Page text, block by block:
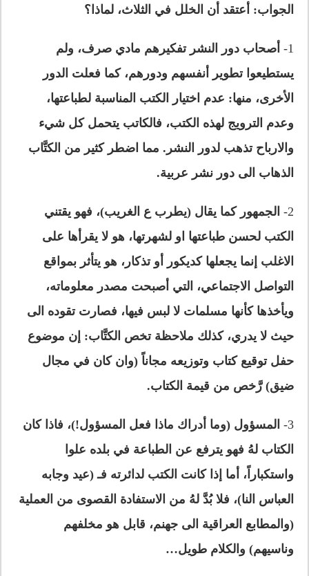
الجواب: أعتقد أن الخلل في الثلاث، لماذا؟
1-
أصحاب دور النشر تفكيرهم مادي صرف، ولم
يستطيعوا تطوير أنفسهم ودورهم، كما فعلت الدور
الأخرى، منها: عدم اختيار الكتب المناسبة لطباعتها،
وعدم الترويج لهذه الكتب، فالكاتب يتحمل كل شيء
والارباح تذهب لدور النشر. مما اضطر كثير من الكتَّاب
الذهاب الى دور نشر عربية.
2- الجمهور كما يقال (يطرب ع الغريب)، فهو يقتني
الكتب لحسن طباعتها او لشهرتها، هو لا يقرأها على
الاغلب إنما يجعلها كديكور أو تذكار، هو يتأثر بمواقع
التواصل الاجتماعي، التي أصبحت مصدر معلوماته،
ويأخذها كأنها مسلمات لا لبس فيها، فصارت تقوده الى
حيث لا يدري، كذلك ملاحظة تخص الكتَّاب: إن موضوع
حفل توقيع كتاب وتوزيعه مجاناً (وان كان في مجال
ضيق) رَّخص من قيمة الكتاب.
3-
المسؤول (وما أدراك ماذا فعل المسؤول!)، فاذا كان
الكتاب لهُ فهو يترفع عن الطباعة في بلده علوا
واستكباراً، أما إذا كانت الكتب لدائرته فـ (عيد وجابه
العباس النا)، فلا بُدَّ لهُ من الاستفادة القصوى من العملية
(والمطابع العراقية الى جهنم، قابل هو مخلفهم
وناسيهم) والكلام طويل…